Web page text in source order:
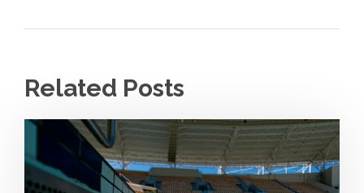
Related Posts